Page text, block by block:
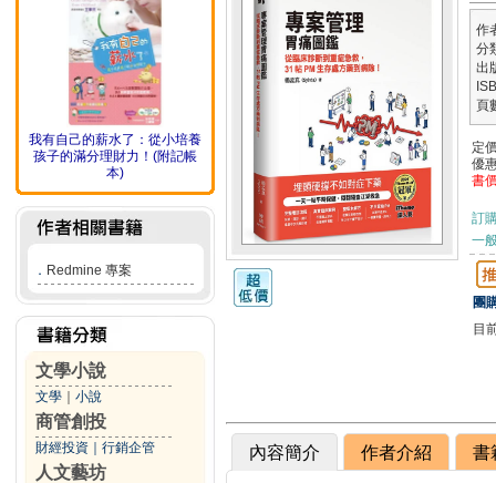
我有自己的薪水了：從小培養
孩子的滿分理財力！(附記帳
本)
． Redmine 專案
文學小說
文學 小說
商管創投
財經投資 行銷企管
人文藝坊
作
分
出
頁
定
優
書
訂
一
團
目
內容簡介 作者介紹 書